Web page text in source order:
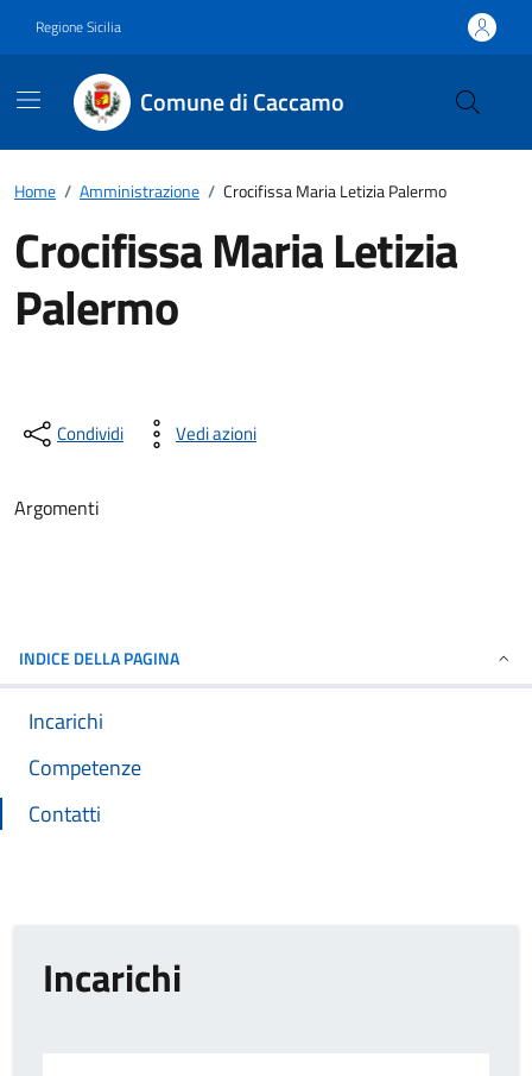
Regione Sicilia
Comune di Caccamo
Home / Amministrazione / Crocifissa Maria Letizia Palermo
Crocifissa Maria Letizia
Palermo
Condividi Vedi azioni
Argomenti
INDICE DELLA PAGINA
Incarichi
Competenze
Contatti
Incarichi